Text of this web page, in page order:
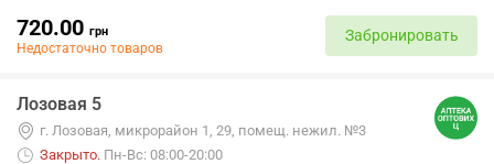
720.00 грн
Недостаточно товаров
Забронировать
Лозовая 5
г. Лозовая, микрорайон 1, 29, помещ. нежил. №3
Закрыто. Пн-Вс: 08:00-20:00